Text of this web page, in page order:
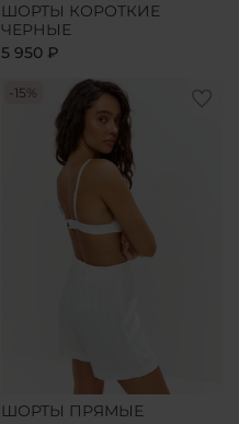
ШОРТЫ КОРОТКИЕ
ЧЕРНЫЕ
5 950 ₽
-15%
ШОРТЫ ПРЯМЫЕ